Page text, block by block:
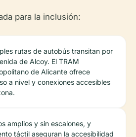
para la inclusión:
rutas de autobús transitan por
de Alcoy. El TRAM
de Alicante ofrece
a nivel y conexiones accesibles
amplios y sin escalones, y
táctil aseguran la accesibilidad